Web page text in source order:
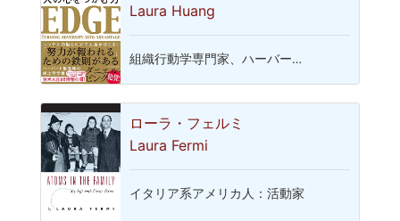
Laura Huang
組織行動学専門家、ハーバー…
ローラ・フェルミ
Laura Fermi
イタリア系アメリカ人：活動家